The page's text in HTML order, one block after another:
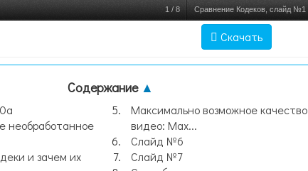
1 / 8 Сравнение Кодеков, слайд №1
Скачать
Содержание ▲
необработанное
и зачем их
Максимально возможное качество
видео: Max...
Слайд №6
Слайд №7